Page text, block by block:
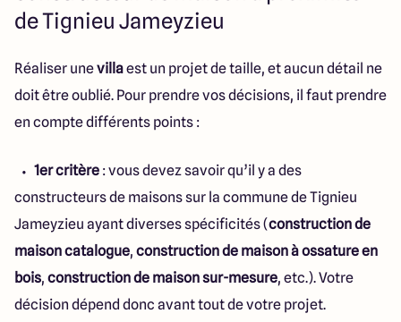
de Tignieu Jameyzieu
Réaliser unevillaest un projet de taille, et aucun détail ne
doit être oublié. Pour prendre vos décisions, il faut prendre
en compte différents points :
1er critère : vous devez savoir qu’il y a des
constructeurs de maisons sur la commune de Tignieu
Jameyzieu ayant diverses spécificités (construction de
maison catalogue, construction de maison à ossature en
bois, construction de maison sur-mesure, etc.). Votre
décision dépend donc avant tout de votre projet.